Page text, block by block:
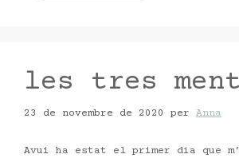
les tres
23 de novembre de 2020 per Anna
Avui ha estat el primer dia que